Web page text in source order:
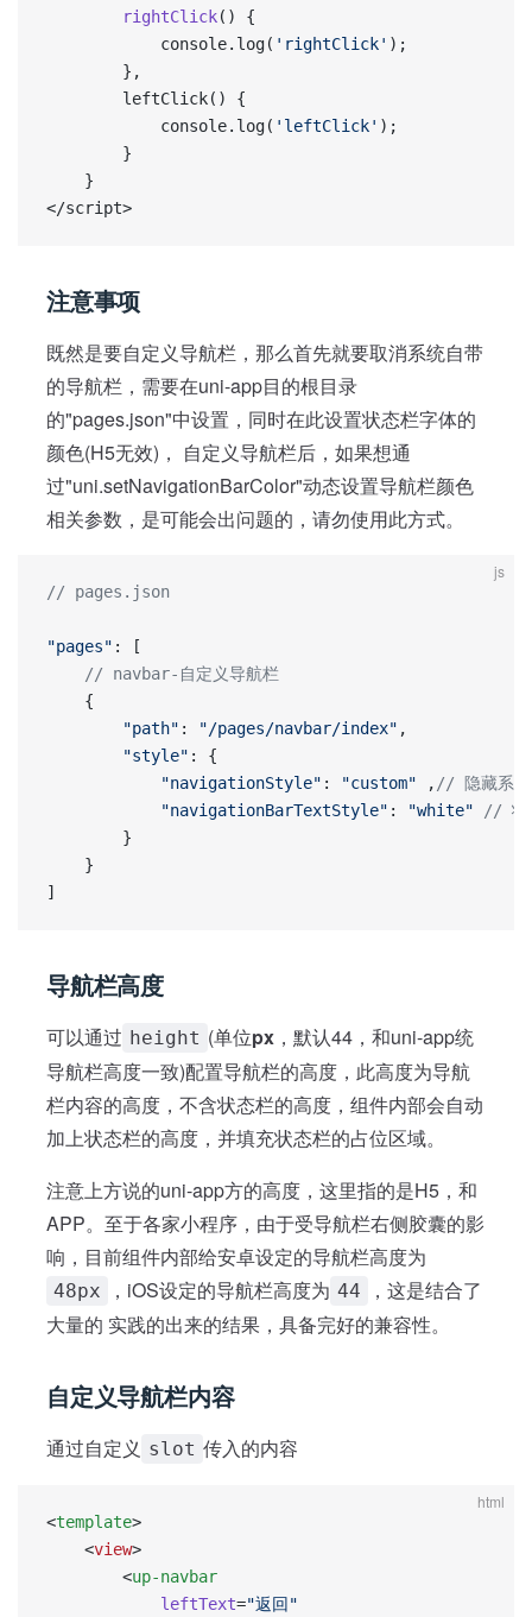
        rightClick
() {
            console.log(
'rightClick' );
        },
        leftClick() {
            console.log(
'leftClick' );
        }
    }
</script>
注意事项
既然是要自定义导航栏，那么首先就要取消系统自带
的导航栏，需要在uni-app目的根目录
的"pages.json"中设置，同时在此设置状态栏字体的
颜色(H5无效)， 自定义导航栏后，如果想通
过"uni.setNavigationBarColor"动态设置导航栏颜色
相关参数，是可能会出问题的，请勿使用此方式。
js
// pages.json
"pages" : [
	// navbar-自定义导航栏
	{
		"path"
: "/pages/navbar/index" ,
		"style"
: {
			"navigationStyle"
: "custom" , // 隐藏系统
			"navigationBarTextStyle"
: "white" // 状
		}
	}
]
导航栏高度
可以通过 height (单位px ，默认44，和uni-app统
导航栏高度一致)配置导航栏的高度，此高度为导航
栏内容的高度，不含状态栏的高度，组件内部会自动
加上状态栏的高度，并填充状态栏的占位区域。
注意上方说的uni-app方的高度，这里指的是H5，和
APP。至于各家小程序，由于受导航栏右侧胶囊的影
响，目前组件内部给安卓设定的导航栏高度为
48px ，iOS设定的导航栏高度为 44
，这是结合了
大量的 实践的出来的结果，具备完好的兼容性。
自定义导航栏内容
通过自定义 slot 传入的内容
html
<template>
	<
view>
        <
up-navbar
            leftText
="返回"